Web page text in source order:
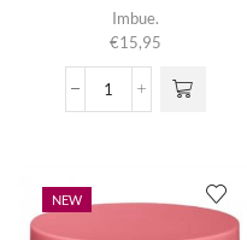
Imbue.
€15,95
Coil
NEW